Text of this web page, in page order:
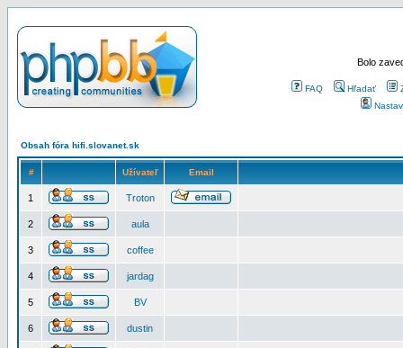
Bolo
FAQ Hľadať
Obsah fóra hifi.slovanet.sk
# Užívateľ Email
1 Troton
2 aula
3 coffee
4 jardag
5 BV
6 dustin